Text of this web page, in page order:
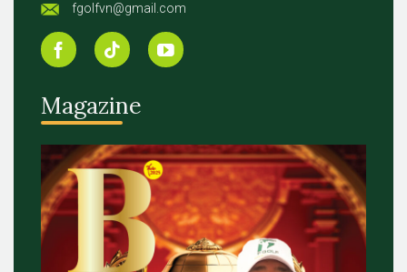
fgolfvn@gmail.com
Magazine